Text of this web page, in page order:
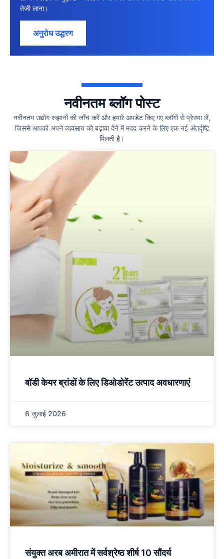
तेजी लाना।
अनुरोध उद्धरण
नवीनतम ब्लॉग पोस्ट
नवीनतम उद्योग रुझानों की जाँच करें और हमारे अपडेट किए गए ब्लॉगों से प्रेरणा लें,
जिससे आपको अपने व्यवसाय को बढ़ावा देने में मदद करने के लिए एक नई अंतर्दृष्टि
मिलती है।
बॉडी केयर ब्रांडों के लिए डिओडोरेंट उत्पाद अवधारणाएं
6 जुलाई 2026
संयुक्त अरब अमीरात में सर्वश्रेष्ठ शीर्ष 10 सौंदर्य